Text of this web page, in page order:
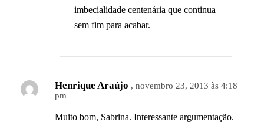
imbecialidade centenária que continua
sem fim para acabar.
Henrique Araújo , novembro 23, 2013 às 4:18
pm
Muito bom, Sabrina. Interessante argumentação.